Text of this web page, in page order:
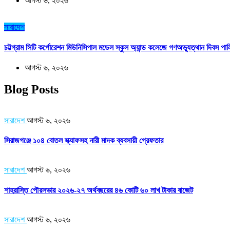
সারাদেশ
চট্টগ্রাম সিটি কর্পোরেশন মিউনিসিপাল মডেল স্কুল অ্যান্ড কলেজে গণঅভ্যুত্থান দিবস
আগস্ট ৬, ২০২৬
Blog Posts
সারাদেশ আগস্ট ৬, ২০২৬
সিরাজগঞ্জে ১০৪ বোতল স্ক্যাফসহ নারী মাদক ব্যবসায়ী গ্রেফতার
সারাদেশ আগস্ট ৬, ২০২৬
শাহরাস্তি পৌরসভার ২০২৬-২৭ অর্থবছরের ৪৬ কোটি ৬০ লাখ টাকার বাজেট
সারাদেশ আগস্ট ৬, ২০২৬